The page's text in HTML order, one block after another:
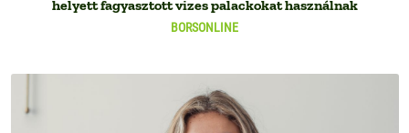
BORSONLINE
helyett fagyasztott vizes palackokat használnak